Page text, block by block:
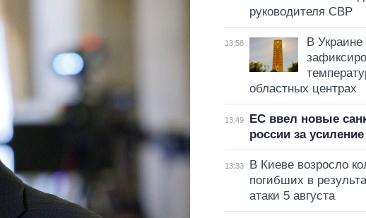
руководителя СВР
13:58
В Украине
областных центрах
13:49
ЕС ввел новые
россии за
13:33
В Киеве возросло
погибших в
атаки 5 августа